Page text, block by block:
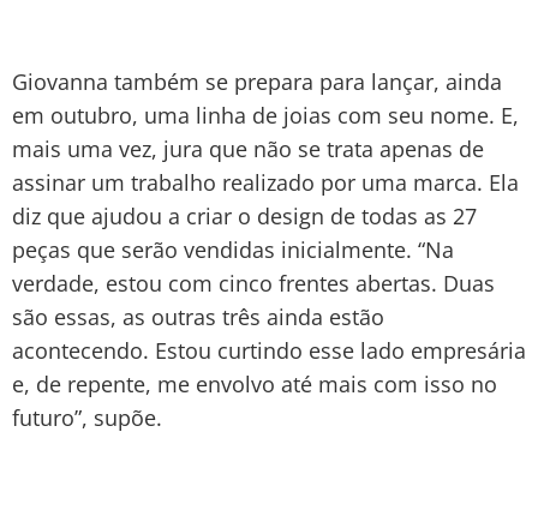
Giovanna também se prepara para lançar, ainda
em outubro, uma linha de joias com seu nome. E,
mais uma vez, jura que não se trata apenas de
assinar um trabalho realizado por uma marca. Ela
diz que ajudou a criar o design de todas as 27
peças que serão vendidas inicialmente. “Na
verdade, estou com cinco frentes abertas. Duas
são essas, as outras três ainda estão
acontecendo. Estou curtindo esse lado empresária
e, de repente, me envolvo até mais com isso no
futuro”, supõe.